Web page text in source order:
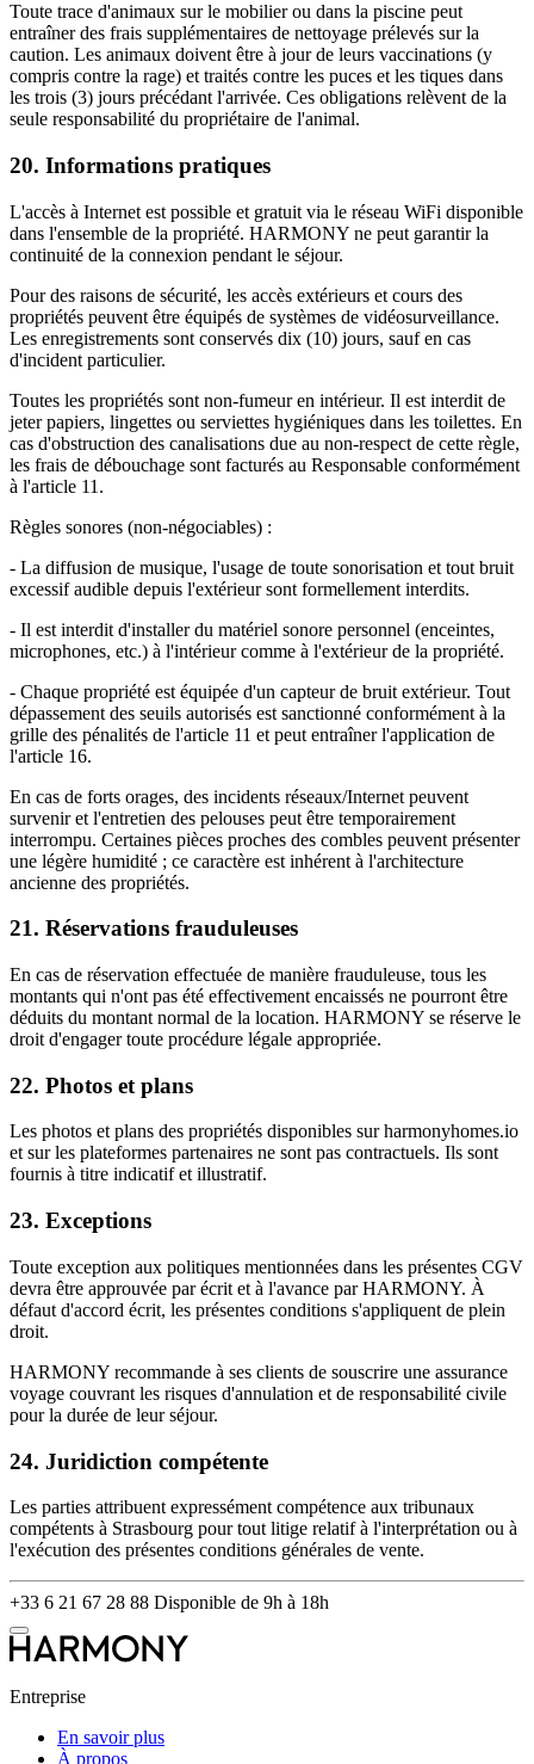
Toute trace d'animaux sur le mobilier ou dans la piscine peut
entraîner des frais supplémentaires de nettoyage prélevés sur la
caution. Les animaux doivent être à jour de leurs vaccinations (y
compris contre la rage) et traités contre les puces et les tiques dans
les trois (3) jours précédant l'arrivée. Ces obligations relèvent de la
seule responsabilité du propriétaire de l'animal.
20. Informations pratiques
L'accès à Internet est possible et gratuit via le réseau WiFi disponible
dans l'ensemble de la propriété. HARMONY ne peut garantir la
continuité de la connexion pendant le séjour.
Pour des raisons de sécurité, les accès extérieurs et cours des
propriétés peuvent être équipés de systèmes de vidéosurveillance.
Les enregistrements sont conservés dix (10) jours, sauf en cas
d'incident particulier.
Toutes les propriétés sont non-fumeur en intérieur. Il est interdit de
jeter papiers, lingettes ou serviettes hygiéniques dans les toilettes. En
cas d'obstruction des canalisations due au non-respect de cette règle,
les frais de débouchage sont facturés au Responsable conformément
à l'article 11.
Règles sonores (non-négociables) :
- La diffusion de musique, l'usage de toute sonorisation et tout bruit
excessif audible depuis l'extérieur sont formellement interdits.
- Il est interdit d'installer du matériel sonore personnel (enceintes,
microphones, etc.) à l'intérieur comme à l'extérieur de la propriété.
- Chaque propriété est équipée d'un capteur de bruit extérieur. Tout
dépassement des seuils autorisés est sanctionné conformément à la
grille des pénalités de l'article 11 et peut entraîner l'application de
l'article 16.
En cas de forts orages, des incidents réseaux/Internet peuvent
survenir et l'entretien des pelouses peut être temporairement
interrompu. Certaines pièces proches des combles peuvent présenter
une légère humidité ; ce caractère est inhérent à l'architecture
ancienne des propriétés.
21. Réservations frauduleuses
En cas de réservation effectuée de manière frauduleuse, tous les
montants qui n'ont pas été effectivement encaissés ne pourront être
déduits du montant normal de la location. HARMONY se réserve le
droit d'engager toute procédure légale appropriée.
22. Photos et plans
Les photos et plans des propriétés disponibles sur harmonyhomes.io
et sur les plateformes partenaires ne sont pas contractuels. Ils sont
fournis à titre indicatif et illustratif.
23. Exceptions
Toute exception aux politiques mentionnées dans les présentes CGV
devra être approuvée par écrit et à l'avance par HARMONY. À
défaut d'accord écrit, les présentes conditions s'appliquent de plein
droit.
HARMONY recommande à ses clients de souscrire une assurance
voyage couvrant les risques d'annulation et de responsabilité civile
pour la durée de leur séjour.
24. Juridiction compétente
Les parties attribuent expressément compétence aux tribunaux
compétents à Strasbourg pour tout litige relatif à l'interprétation ou à
l'exécution des présentes conditions générales de vente.
+33 6 21 67 28 88 Disponible de 9h à 18h
Entreprise
En savoir plus
À propos